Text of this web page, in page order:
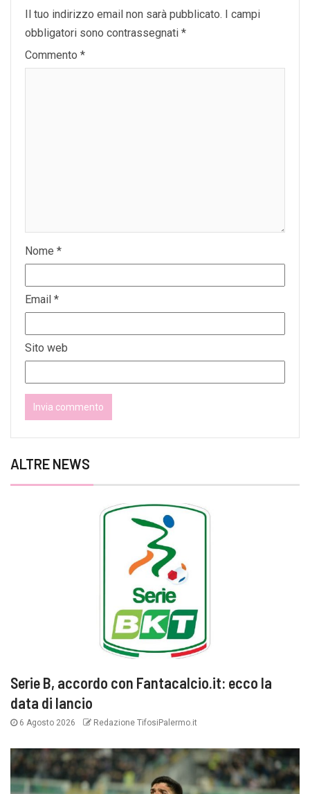
Il tuo indirizzo email non sarà pubblicato. I campi
obbligatori sono contrassegnati *
Commento *
Nome *
Email *
Sito web
ALTRE NEWS
Serie B, accordo con Fantacalcio.it: ecco la
data di lancio
6 Agosto 2026 Redazione TifosiPalermo.it